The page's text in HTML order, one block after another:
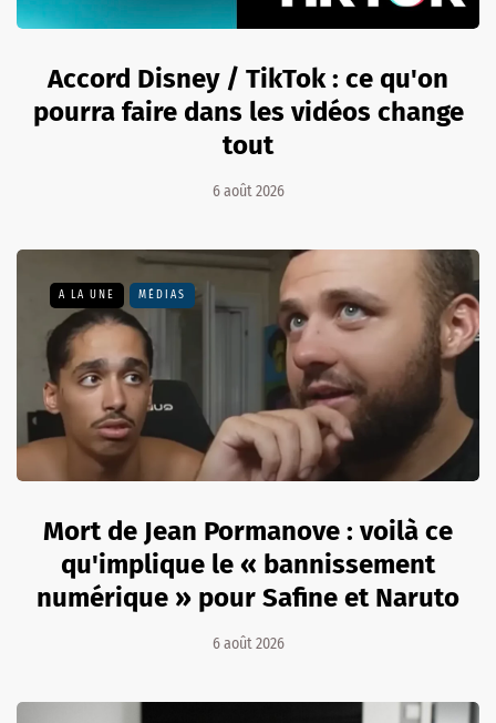
Accord Disney / TikTok : ce qu'on
pourra faire dans les vidéos change
tout
6 août 2026
A LA UNE MÉDIAS
Mort de Jean Pormanove : voilà ce
qu'implique le « bannissement
numérique » pour Safine et Naruto
6 août 2026